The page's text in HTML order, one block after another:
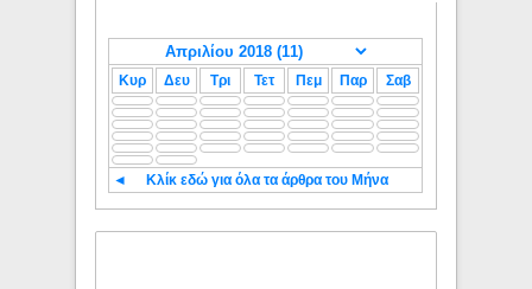
Κυρ Δευ Τρι Τετ Πεμ Παρ Σαβ
◄ Κλίκ εδώ για όλα τα άρθρα του Μήνα